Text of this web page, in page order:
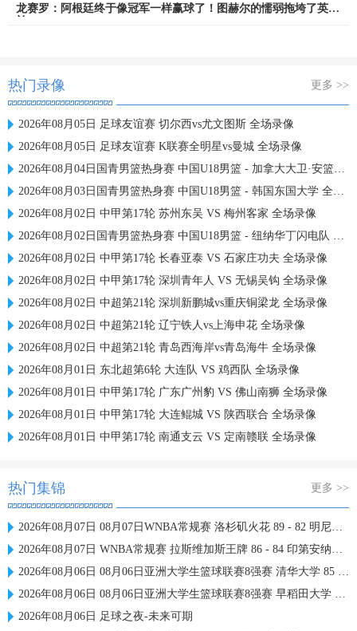
龙赛罗：阿根廷终于像冠军一样赢球了！图赫尔的懦弱拖垮了英格
热门录像 更多 >>
2026年08月05日 足球友谊赛 切尔西vs尤文图斯 全场录像
2026年08月05日 足球友谊赛 K联赛全明星vs曼城 全场录像
2026年08月04日国青男篮热身赛 中国U18男篮 - 加拿大大卫·安篮球学院 全场录像
2026年08月03日国青男篮热身赛 中国U18男篮 - 韩国东国大学 全场录像
2026年08月02日 中甲第17轮 苏州东吴 VS 梅州客家 全场录像
2026年08月02日国青男篮热身赛 中国U18男篮 - 纽纳华丁闪电队 全场录像
2026年08月02日 中甲第17轮 长春亚泰 VS 石家庄功夫 全场录像
2026年08月02日 中甲第17轮 深圳青年人 VS 无锡吴钩 全场录像
2026年08月02日 中超第21轮 深圳新鹏城vs重庆铜梁龙 全场录像
2026年08月02日 中超第21轮 辽宁铁人vs上海申花 全场录像
2026年08月02日 中超第21轮 青岛西海岸vs青岛海牛 全场录像
2026年08月01日 东北超第6轮 大连队 VS 鸡西队 全场录像
2026年08月01日 中甲第17轮 广东广州豹 VS 佛山南狮 全场录像
2026年08月01日 中甲第17轮 大连鲲城 VS 陕西联合 全场录像
2026年08月01日 中甲第17轮 南通支云 VS 定南赣联 全场录像
热门集锦 更多 >>
2026年08月07日 08月07日WNBA常规赛 洛杉矶火花 89 - 82 明尼苏达山猫 全场集锦
2026年08月07日 WNBA常规赛 拉斯维加斯王牌 86 - 84 印第安纳狂热 全场集锦
2026年08月06日 08月06日亚洲大学生篮球联赛8强赛 清华大学 85 - 81 菲律宾大学 集锦
2026年08月06日 08月06日亚洲大学生篮球联赛8强赛 早稻田大学 78 - 71 高丽大学 集锦
2026年08月06日 足球之夜-未来可期